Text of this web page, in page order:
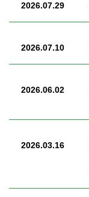
2026.07.29
2026.07.10
2026.06.02
2026.03.16